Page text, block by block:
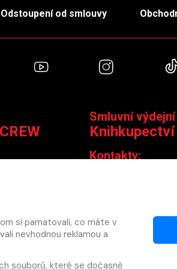
Odstoupení od smlouvy
YouTube
00 Praha 3
Smluvní
Kontakty:
Otevírací doba:
9:30–18:30
SO
si pamatovali, co máte v
nevhodnou reklamou a
souborů, které se dočasně